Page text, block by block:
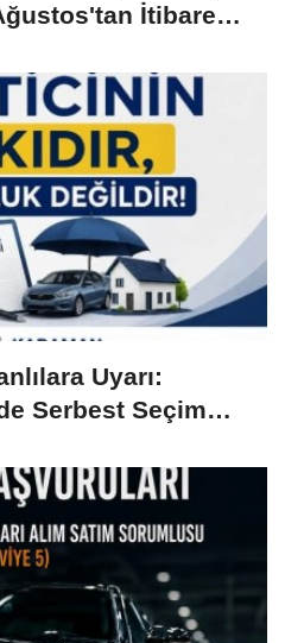
İtibaren
Uyarı:
Serbest Seçim